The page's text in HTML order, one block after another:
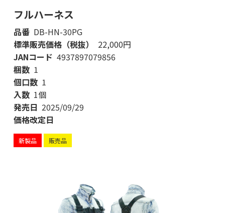
フルハーネス
品番 DB-HN-30PG
標準販売価格（税抜）
22,000円
JANコード 4937897079856
梱数 1
個口数 1
入数 1個
発売日 2025/09/29
価格改定日
新製品 販売品